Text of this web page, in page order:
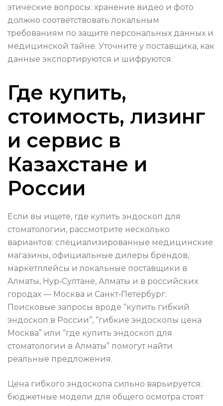
этические вопросы: хранение видео и фото
должно соответствовать локальным
требованиям по защите персональных данных и
медицинской тайне. Уточните у поставщика, как
данные экспортируются и шифруются.
Где купить,
стоимость, лизинг
и сервис в
Казахстане и
России
Если вы ищете, где купить эндоскоп для
стоматологии, рассмотрите несколько
вариантов: специализированные медицинские
магазины, официальные дилеры брендов,
маркетплейсы и локальные поставщики в
Алматы, Нур‑Султане, Алматы и в российских
городах — Москва и Санкт‑Петербург.
Поисковые запросы вроде “купить гибкий
эндоскоп в России”, “гибкие эндоскопы цена
Москва” или “где купить эндоскоп для
стоматологии в Алматы” помогут найти
реальные предложения.
Цена гибкого эндоскопа сильно варьируется:
бюджетные модели для общего осмотра стоят